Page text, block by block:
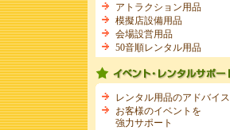
アトラクション用品
模擬店設備用品
会場設営用品
50音順レンタル用品
レンタル用品のアドバイス
お客様のイベントを
強力サポート